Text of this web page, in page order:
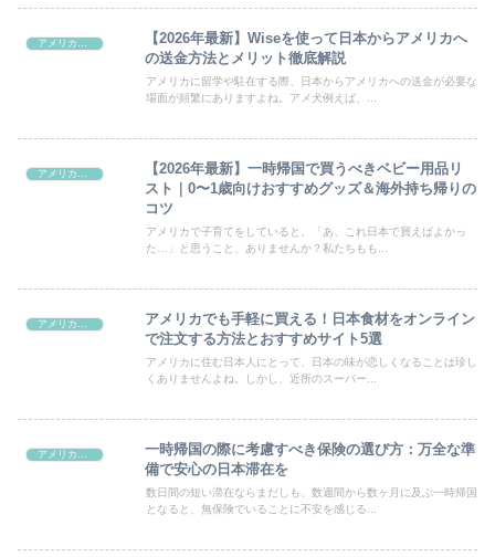
アメリカ生活
【2026年最新】Wiseを使って日本からアメリカへ
の送金方法とメリット徹底解説
アメリカに留学や駐在する際、日本からアメリカへの送金が必要な
場面が頻繁にありますよね。アメ犬例えば、...
アメリカ生活
【2026年最新】一時帰国で買うべきベビー用品リ
スト｜0〜1歳向けおすすめグッズ＆海外持ち帰りの
コツ
アメリカで子育てをしていると、「あ、これ日本で買えばよかっ
た…」と思うこと、ありませんか？私たちもも...
アメリカ生活
アメリカでも手軽に買える！日本食材をオンライン
で注文する方法とおすすめサイト5選
アメリカに住む日本人にとって、日本の味が恋しくなることは珍し
くありませんよね。しかし、近所のスーパー...
一時帰国の際に考慮すべき保険の選び方：万全な準
備で安心の日本滞在を
数日間の短い滞在ならまだしも、数週間から数ヶ月に及ぶ一時帰国
となると、無保険でいることに不安を感じる...